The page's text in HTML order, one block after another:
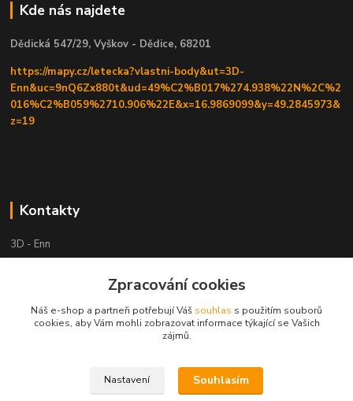
Kde nás najdete
Dědická 547/29, Vyškov - Dědice, 68201
https://mapy.cz/letecka?vlastni-body&ut=3D-
Enn&uc=9nQ6Zx880t&ud=49%C2%B017%274.938%22N%2C%2
016%C2%B059%2710.906%22E&x=16.9869099&y=49.2845973&
z=19
Kontakty
3D - Enn
+420 605525911
tisk-3d@seznam.cz
Zpracování cookies
Náš e-shop a partneři potřebují Váš souhlas s použitím souborů
cookies, aby Vám mohli zobrazovat informace týkající se Vašich
zájmů.
Nastavení Souhlasím